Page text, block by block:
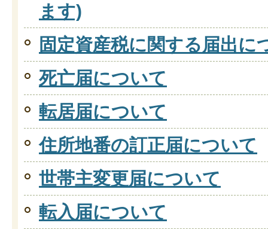
ます)
固定資産税に関する届出に
死亡届について
転居届について
住所地番の訂正届について
世帯主変更届について
転入届について